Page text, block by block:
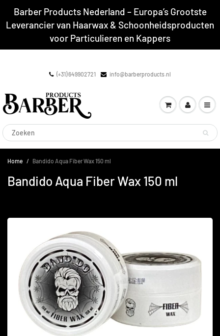
Barber Products Nederland – Europa’s Grootste
Leverancier van Haarwax & Schoonheidsproducten
voor Particulieren en Kappers
(+31) 649902721 info@barberproducts.nl
Home Bandido Aqua Fiber Wax 150 ml
Bandido Aqua Fiber Wax 150 ml